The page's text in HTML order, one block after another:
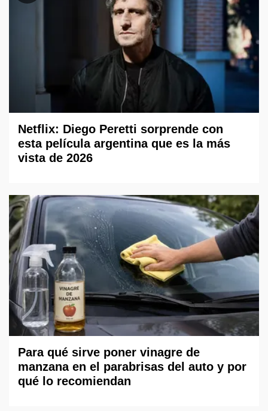
Netflix: Diego Peretti sorprende con
esta película argentina que es la más
vista de 2026
Para qué sirve poner vinagre de
manzana en el parabrisas del auto y por
qué lo recomiendan